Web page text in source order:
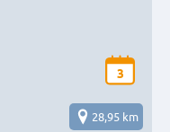
3
28,95 km